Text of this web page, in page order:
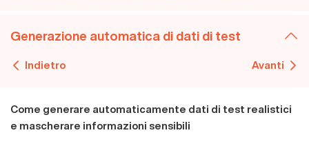
Generazione automatica di dati di test
Indietro Avanti
Come generare automaticamente dati di test realistici
e mascherare informazioni sensibili